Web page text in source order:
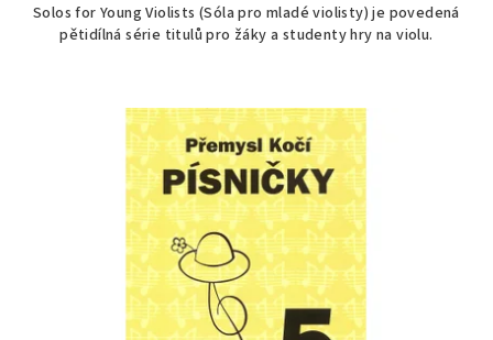
z
5
Solos for Young Violists (Sóla pro mladé violisty) je povedená
pětidílná série titulů pro žáky a studenty hry na violu.